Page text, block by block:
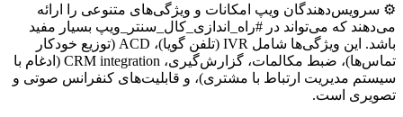
⚙️ سرویس‌دهندگان ویپ امکانات و ویژگی‌های متنوعی را ارائه
می‌دهند که می‌تواند در #راه_اندازی_کال_سنتر_ویپ بسیار مفید
باشد. این ویژگی‌ها شامل IVR (تلفن گویا)، ACD (توزیع خودکار
تماس‌ها)، ضبط مکالمات، گزارش‌گیری، CRM integration (ادغام با
سیستم مدیریت ارتباط با مشتری)، و قابلیت‌های کنفرانس صوتی و
تصویری است.